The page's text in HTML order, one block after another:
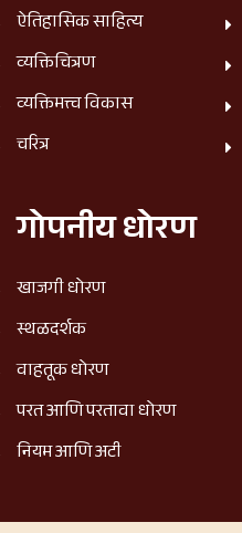
ऐतिहासिक साहित्य
व्यक्तिचित्रण
व्यक्तिमत्त्व विकास
चरित्र
गोपनीय धोरण
खाजगी धोरण
स्थळदर्शक
वाहतूक धोरण
परत आणि परतावा धोरण
नियम आणि अटी